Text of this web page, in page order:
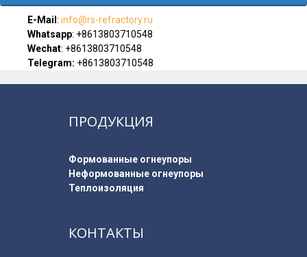
E-Мail : info@rs-refractory.ru
Whatsapp: +8613803710548
Wechat: +8613803710548
Telegram: +8613803710548
ПРОДУКЦИЯ
Формованные огнеупоры
Неформованные огнеупоры
Теплоизоляция
КОНТАКТЫ